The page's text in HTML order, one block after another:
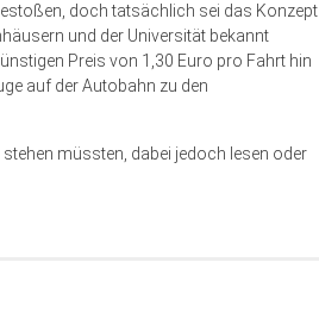
doch tatsächlich sei das Konzept
und der Universität bekannt
Preis von 1,30 Euro pro Fahrt hin
auf der Autobahn zu den
müssten, dabei jedoch lesen oder